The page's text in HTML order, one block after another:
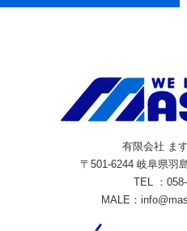
有限会社 ま
〒501-6244 岐阜県羽
TEL ：
MALE：